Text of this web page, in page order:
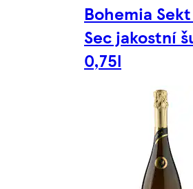
Bohemia
Sec jakostní
0,75l